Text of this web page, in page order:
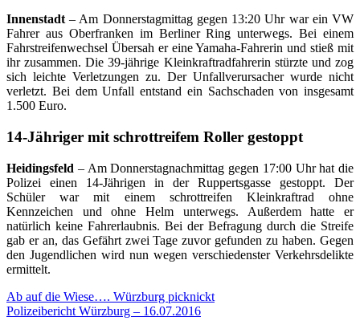
Innenstadt – Am Donnerstagmittag gegen 13:20 Uhr war ein VW
Fahrer aus Oberfranken im Berliner Ring unterwegs. Bei einem
Fahrstreifenwechsel Übersah er eine Yamaha-Fahrerin und stieß mit
ihr zusammen. Die 39-jährige Kleinkraftradfahrerin stürzte und zog
sich leichte Verletzungen zu. Der Unfallverursacher wurde nicht
verletzt. Bei dem Unfall entstand ein Sachschaden von insgesamt
1.500 Euro.
14-Jähriger mit schrottreifem Roller gestoppt
Heidingsfeld – Am Donnerstagnachmittag gegen 17:00 Uhr hat die
Polizei einen 14-Jährigen in der Ruppertsgasse gestoppt. Der
Schüler war mit einem schrottreifen Kleinkraftrad ohne
Kennzeichen und ohne Helm unterwegs. Außerdem hatte er
natürlich keine Fahrerlaubnis. Bei der Befragung durch die Streife
gab er an, das Gefährt zwei Tage zuvor gefunden zu haben. Gegen
den Jugendlichen wird nun wegen verschiedenster Verkehrsdelikte
ermittelt.
Beitragsnavigation
Ab auf die Wiese…. Würzburg picknickt
Polizeibericht Würzburg – 16.07.2016